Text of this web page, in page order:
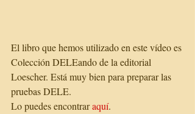
El libro que hemos utilizado en este vídeo es
Colección DELEando de la editorial
Loescher. Está muy bien para preparar las
pruebas DELE.
Lo puedes encontrar aquí.